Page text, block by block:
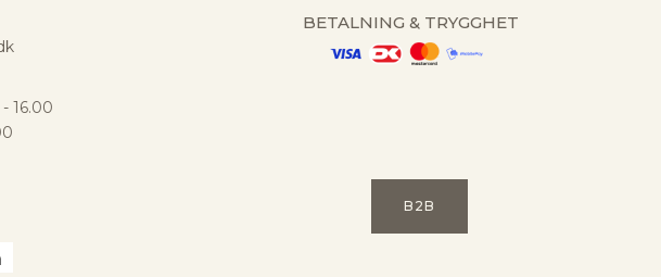
16.00
BETALNING & TRYGGHET
B2B